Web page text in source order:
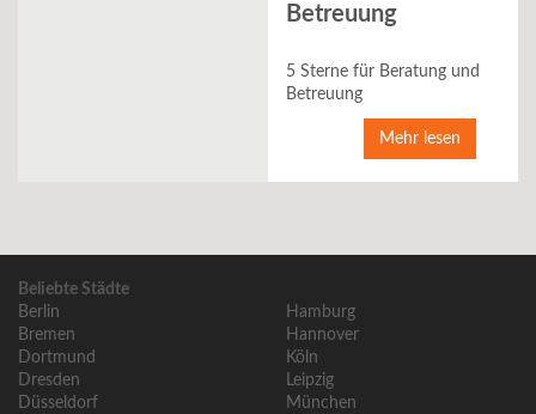
Betreuung
5 Sterne für Beratung und
Betreuung
Mehr lesen
Beliebte Städte
Berlin
Bremen
Dortmund
Dresden
Düsseldorf
Hamburg
Hannover
Köln
Leipzig
München